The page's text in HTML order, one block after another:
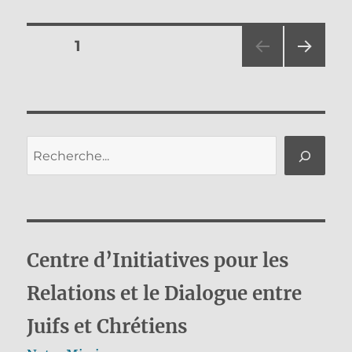
Pagination
publications
PAGE1
ANT
E
Centre d’Initiatives pour les
Relations et le Dialogue entre
Juifs et Chrétiens